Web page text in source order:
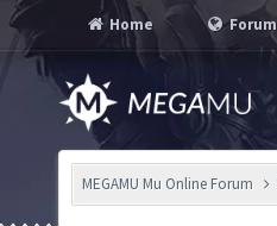
Home Forum
MEGAMU Mu Online Forum